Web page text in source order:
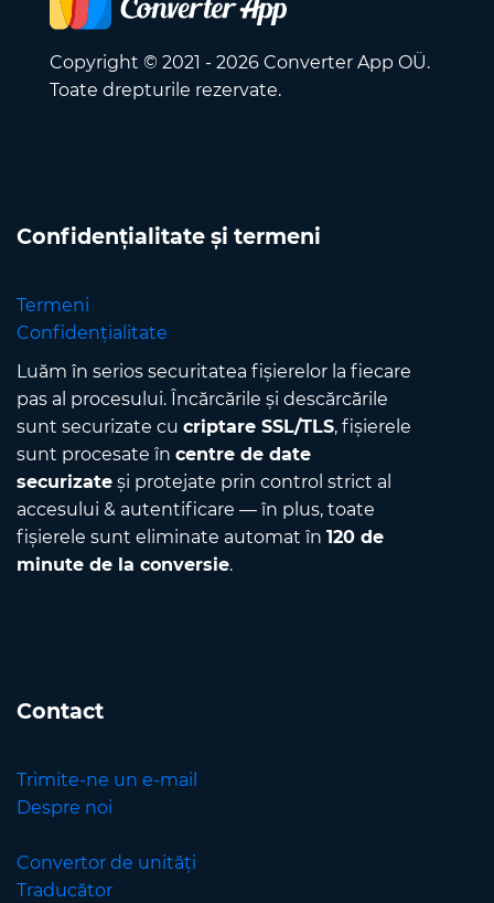
Copyright © 2021 - 2026 Converter App OÜ.
Toate drepturile rezervate.
Confidențialitate și termeni
Termeni
Confidențialitate
Luăm în serios securitatea fișierelor la fiecare
pas al procesului. Încărcările și descărcările
sunt securizate cu criptare SSL/TLS, fișierele
sunt procesate în centre de date
securizate și protejate prin control strict al
accesului & autentificare — în plus, toate
fișierele sunt eliminate automat în 120 de
minute de la conversie.
Contact
Trimite-ne un e-mail
Despre noi
Convertor de unități
Traducător